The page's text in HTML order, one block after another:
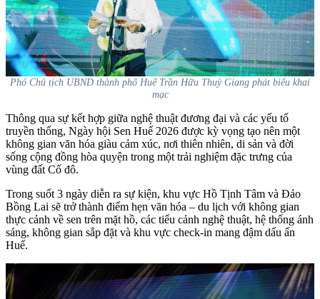
Phó Chủ tịch UBND thành phố Huế Trần Hữu Thuỳ Giang phát biểu khai
mạc
Thông qua sự kết hợp giữa nghệ thuật đương đại và các yếu tố
truyền thống, Ngày hội Sen Huế 2026 được kỳ vọng tạo nên một
không gian văn hóa giàu cảm xúc, nơi thiên nhiên, di sản và đời
sống cộng đồng hòa quyện trong một trải nghiệm đặc trưng của
vùng đất Cố đô.
Trong suốt 3 ngày diễn ra sự kiện, khu vực Hồ Tịnh Tâm và Đảo
Bồng Lai sẽ trở thành điểm hẹn văn hóa – du lịch với không gian
thực cảnh về sen trên mặt hồ, các tiểu cảnh nghệ thuật, hệ thống ánh
sáng, không gian sắp đặt và khu vực check-in mang đậm dấu ấn
Huế.